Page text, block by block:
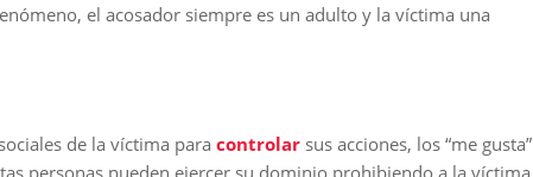
el acosador siempre es un adulto y la víctima una
de la víctima para controlar sus acciones, los “me gusta”